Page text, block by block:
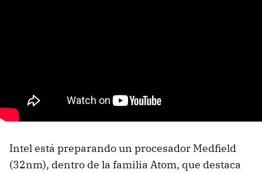
Intel está preparando un procesador Medfield
(32nm), dentro de la familia Atom, que destaca